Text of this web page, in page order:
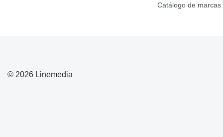
Catálogo de marcas
© 2026 Linemedia